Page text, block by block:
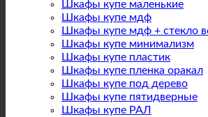
Шкафы купе маленькие
Шкафы купе мдф
Шкафы купе мдф + стекло
Шкафы купе минимализм
Шкафы купе пластик
Шкафы купе пленка оракал
Шкафы купе под дерево
Шкафы купе пятидверные
Шкафы купе РАЛ